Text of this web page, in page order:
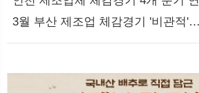
3월 부산 제조업 체감경기 '비관적